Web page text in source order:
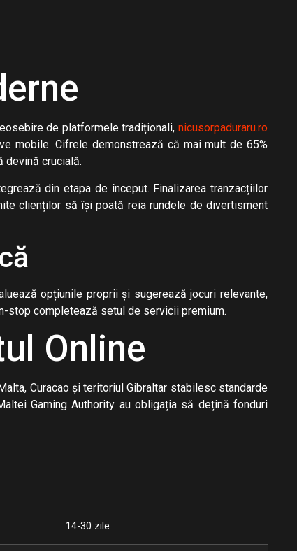
de platformele tradiționali, nicusorpaduraru.ro
mobile. Cifrele demonstrează că mai mult de 65%
devină crucială.
din etapa de început. Finalizarea tranzacțiilor
clienților să își poată reia rundele de divertisment
opțiunile proprii și sugerează jocuri relevante,
stop completează setul de servicii premium.
Online
Curacao și teritoriul Gibraltar stabilesc standarde
Gaming Authority au obligația să dețină fonduri
14-30 zile